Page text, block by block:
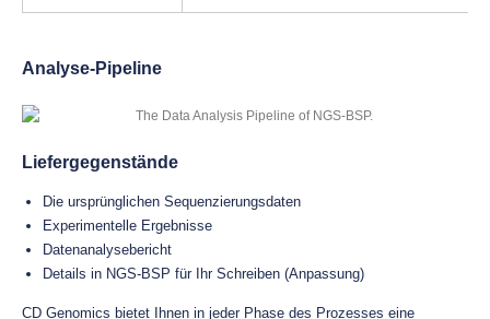
Analyse-Pipeline
Liefergegenstände
Die ursprünglichen Sequenzierungsdaten
Experimentelle Ergebnisse
Datenanalysebericht
Details in NGS-BSP für Ihr Schreiben (Anpassung)
CD Genomics bietet Ihnen in jeder Phase des Prozesses eine